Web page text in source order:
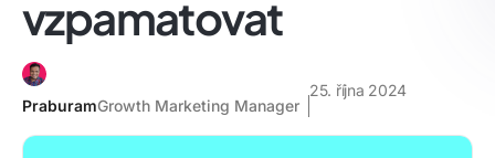
vzpamatovat
PraburamGrowth Marketing Manager
25. října 2024